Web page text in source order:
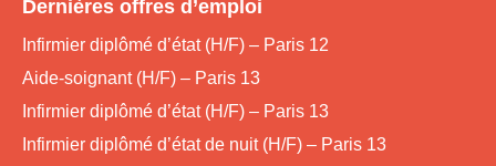
Dernières offres d’emploi
Infirmier diplômé d’état (H/F) – Paris 12
Aide-soignant (H/F) – Paris 13
Infirmier diplômé d’état (H/F) – Paris 13
Infirmier diplômé d’état de nuit (H/F) – Paris 13